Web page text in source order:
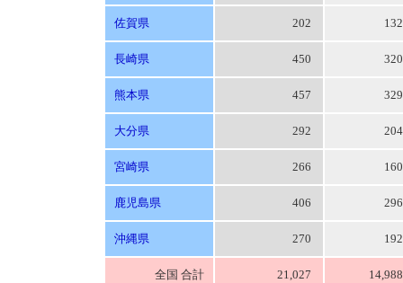
佐賀県 202
長崎県 450
熊本県 457
大分県 292
宮崎県 266
鹿児島県 406
沖縄県 270
全国 合計 21,027